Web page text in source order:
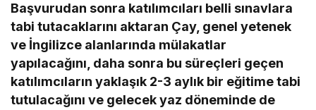
Başvurudan sonra katılımcıları belli sınavlara
tabi tutacaklarını aktaran Çay, genel yetenek
ve İngilizce alanlarında mülakatlar
yapılacağını, daha sonra bu süreçleri geçen
katılımcıların yaklaşık 2-3 aylık bir eğitime tabi
tutulacağını ve gelecek yaz döneminde de